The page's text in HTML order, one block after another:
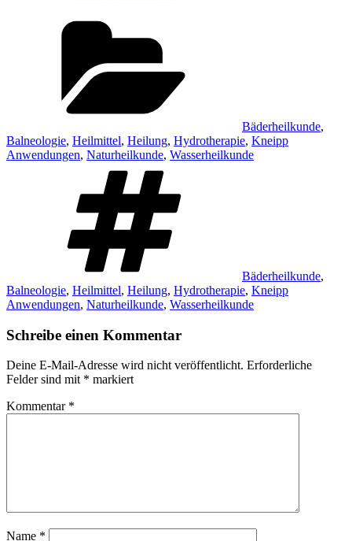
Bäderheilkunde,
Balneologie, Heilmittel, Heilung, Hydrotherapie, Kneipp
Anwendungen, Naturheilkunde, Wasserheilkunde
Bäderheilkunde,
Balneologie, Heilmittel, Heilung, Hydrotherapie, Kneipp
Anwendungen, Naturheilkunde, Wasserheilkunde
Schreibe einen Kommentar
Deine E-Mail-Adresse wird nicht veröffentlicht. Erforderliche
Felder sind mit * markiert
Kommentar *
Name *